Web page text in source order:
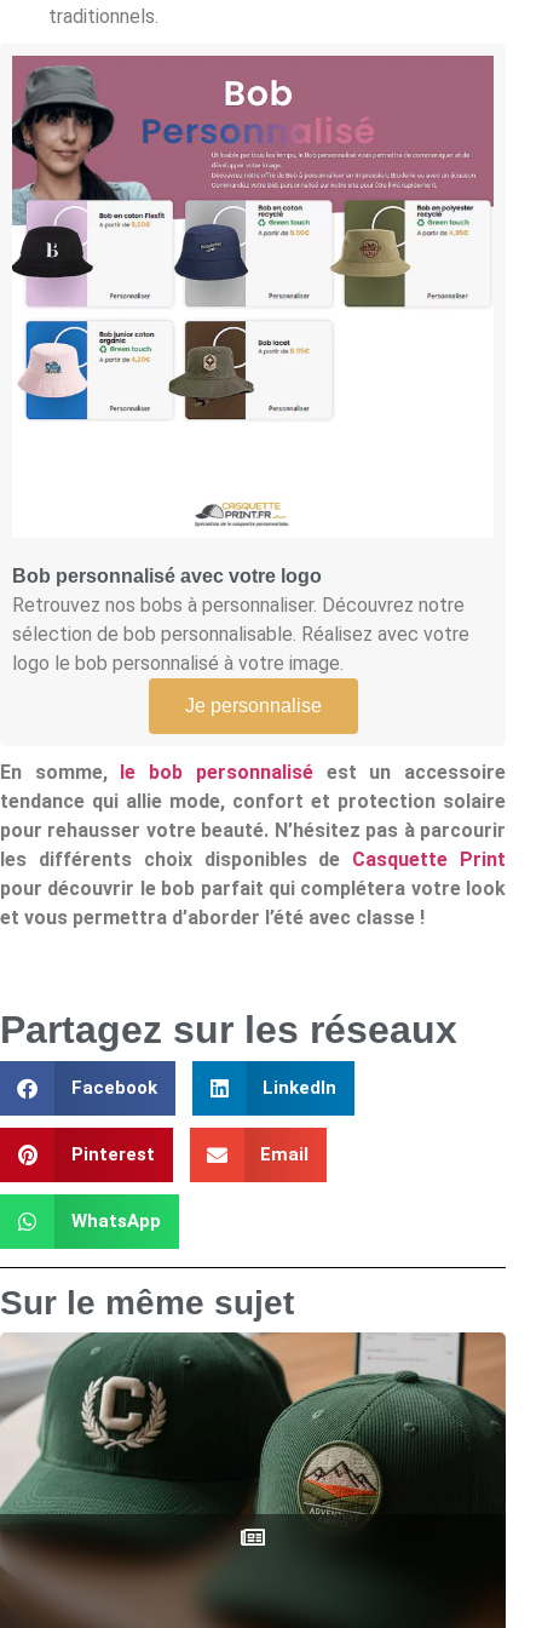
traditionnels.
Bob personnalisé avec votre logo
Retrouvez nos bobs à personnaliser. Découvrez notre
sélection de bob personnalisable. Réalisez avec votre
logo le bob personnalisé à votre image.
Je personnalise
En somme, le bob personnaliséest un accessoire
tendance qui allie mode, confort et protection solaire
pour rehausser votre beauté. N’hésitez pas à parcourir
les différents choix disponibles de Casquette Print
pour découvrir le bob parfait qui complétera votre look
et vous permettra d’aborder l’été avec classe !
Partagez sur les réseaux
Facebook LinkedIn
Pinterest Email
WhatsApp
Sur le même sujet